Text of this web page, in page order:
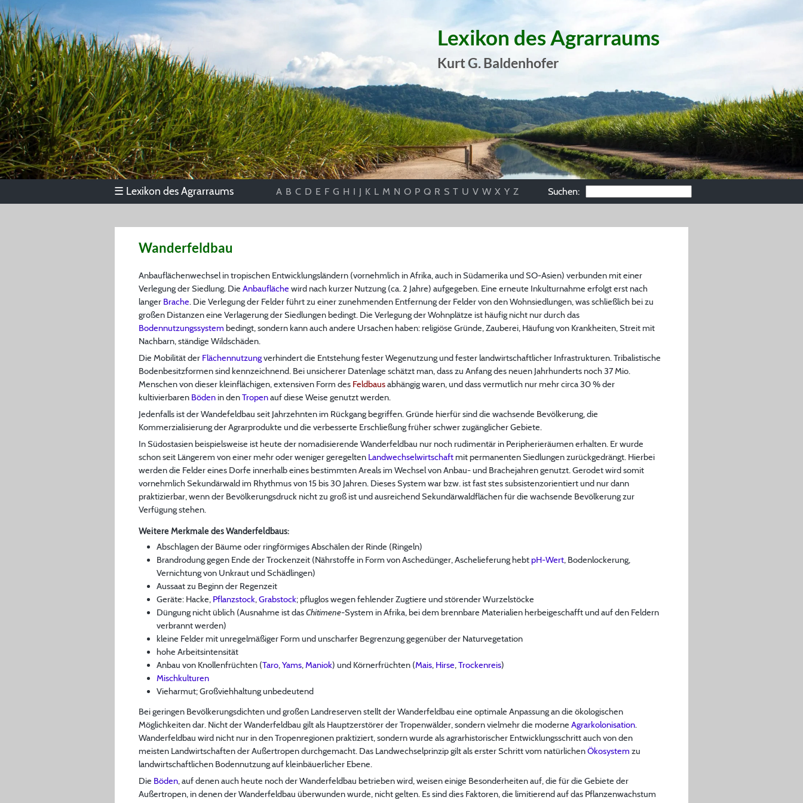
Lexikon des Agrarraums
Kurt G. Baldenhofer
☰ Lexikon des Agrarraums A B C D E F G H I J K L M N O P Q R S T U V W X Y Z Suchen:
Wanderfeldbau
Anbauflächenwechsel in tropischen Entwicklungsländern (vornehmlich in Afrika, auch in Südamerika und SO-Asien) verbunden mit einer
Verlegung der Siedlung. Die Anbaufläche wird nach kurzer Nutzung (ca. 2 Jahre) aufgegeben. Eine erneute Inkulturnahme erfolgt erst nach
langer Brache. Die Verlegung der Felder führt zu einer zunehmenden Entfernung der Felder von den Wohnsiedlungen, was schließlich bei zu
großen Distanzen eine Verlagerung der Siedlungen bedingt. Die Verlegung der Wohnplätze ist häufig nicht nur durch das
Bodennutzungssystem bedingt, sondern kann auch andere Ursachen haben: religiöse Gründe, Zauberei, Häufung von Krankheiten, Streit mit
Nachbarn, ständige Wildschäden.
Die Mobilität der Flächennutzungverhindert die Entstehung fester Wegenutzung und fester landwirtschaftlicher Infrastrukturen. Tribalistische
Bodenbesitzformen sind kennzeichnend. Bei unsicherer Datenlage schätzt man, dass zu Anfang des neuen Jahrhunderts noch 37 Mio.
Menschen von dieser kleinflächigen, extensiven Form des Feldbausabhängig waren, und dass vermutlich nur mehr circa 30 % der
kultivierbaren Bödenin denTropenauf diese Weise genutzt werden.
Jedenfalls ist der Wandefeldbau seit Jahrzehnten im Rückgang begriffen. Gründe hierfür sind die wachsende Bevölkerung, die
Kommerzialisierung der Agrarprodukte und die verbesserte Erschließung früher schwer zugänglicher Gebiete.
In Südostasien beispielsweise ist heute der nomadisierende Wanderfeldbau nur noch rudimentär in Peripherieräumen erhalten. Er wurde
schon seit Längerem von einer mehr oder weniger geregelten Landwechselwirtschaftmit permanenten Siedlungen zurückgedrängt. Hierbei
werden die Felder eines Dorfe innerhalb eines bestimmten Areals im Wechsel von Anbau- und Brachejahren genutzt. Gerodet wird somit
vornehmlich Sekundärwald im Rhythmus von 15 bis 30 Jahren. Dieses System war bzw. ist fast stes subsistenzorientiert und nur dann
praktizierbar, wenn der Bevölkerungsdruck nicht zu groß ist und ausreichend Sekundärwaldflächen für die wachsende Bevölkerung zur
Verfügung stehen.
Weitere Merkmale des Wanderfeldbaus:
Abschlagen der Bäume oder ringförmiges Abschälen der Rinde (Ringeln)
Brandrodung gegen Ende der Trockenzeit (Nährstoffe in Form von Aschedünger, Aschelieferung hebtpH-Wert, Bodenlockerung,
Vernichtung von Unkraut und Schädlingen)
Aussaat zu Beginn der Regenzeit
Geräte: Hacke, Pflanzstock, Grabstock; pfluglos wegen fehlender Zugtiere und störender Wurzelstöcke
Düngung nicht üblich (Ausnahme ist dasChitimene-System in Afrika, bei dem brennbare Materialien herbeigeschafft und auf den Feldern
verbrannt werden)
kleine Felder mit unregelmäßiger Form und unscharfer Begrenzung gegenüber der Naturvegetation
hohe Arbeitsintensität
Anbau von Knollenfrüchten (Taro, Yams, Maniok) und Körnerfrüchten (Mais, Hirse, Trockenreis)
Mischkulturen
Vieharmut; Großviehhaltung unbedeutend
Bei geringen Bevölkerungsdichten und großen Landreserven stellt der Wanderfeldbau eine optimale Anpassung an die ökologischen
Möglichkeiten dar. Nicht der Wanderfeldbau gilt als Hauptzerstörer der Tropenwälder, sondern vielmehr die moderne Agrarkolonisation.
Wanderfeldbau wird nicht nur in den Tropenregionen praktiziert, sondern wurde als agrarhistorischer Entwicklungsschritt auch von den
meisten Landwirtschaften der Außertropen durchgemacht. Das Landwechselprinzip gilt als erster Schritt vom natürlichenÖkosystem zu
landwirtschaftlichen Bodennutzung auf kleinbäuerlicher Ebene.
Die Böden, auf denen auch heute noch der Wanderfeldbau betrieben wird, weisen einige Besonderheiten auf, die für die Gebiete der
Außertropen, in denen der Wanderfeldbau überwunden wurde, nicht gelten. Es sind dies Faktoren, die limitierend auf das Pflanzenwachstum